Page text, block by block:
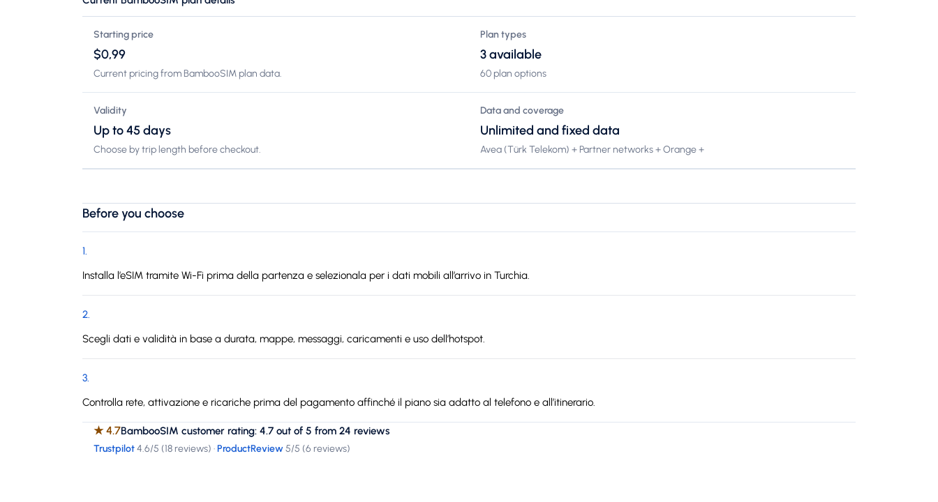
Starting price
$0,99
Current pricing from BambooSIM plan data.
Plan types
3 available
60 plan options
Validity
Up to 45 days
Choose by trip length before checkout.
Data and coverage
Unlimited and fixed data
Avea (Türk Telekom) + Partner networks + Orange +
Before you choose
1.
Installa l’eSIM tramite Wi-Fi prima della partenza e selezionala per i dati mobili all’arrivo in Turchia.
2.
Scegli dati e validità in base a durata, mappe, messaggi, caricamenti e uso dell’hotspot.
3.
Controlla rete, attivazione e ricariche prima del pagamento affinché il piano sia adatto al telefono e all’itinerario.
★4.7BambooSIM customer rating: 4.7 out of 5 from 24 reviews
Trustpilot4.6/5 (18 reviews) ·ProductReview5/5 (6 reviews)